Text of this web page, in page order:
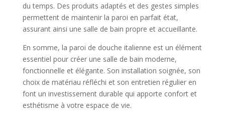
du temps. Des produits adaptés et des gestes simples
permettent de maintenir la paroi en parfait état,
assurant ainsi une salle de bain propre et accueillante.
En somme, la paroi de douche italienne est un élément
essentiel pour créer une salle de bain moderne,
fonctionnelle et élégante. Son installation soignée, son
choix de matériau réfléchi et son entretien régulier en
font un investissement durable qui apporte confort et
esthétisme à votre espace de vie.